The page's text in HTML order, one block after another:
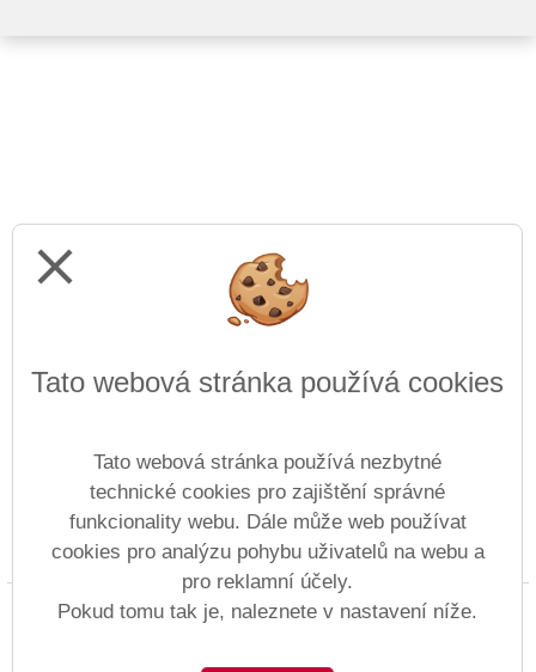
Prohlášení o přístupnosti Mapa webu Cookies
Copyright © 1997 - 2026 ZŠ Anežky České &
close
Tato webová stránka používá cookies
Tato webová stránka používá nezbytné
technické cookies pro zajištění správné
funkcionality webu. Dále může web používat
cookies pro analýzu pohybu uživatelů na webu a
pro reklamní účely.
Pokud tomu tak je, naleznete v nastavení níže.